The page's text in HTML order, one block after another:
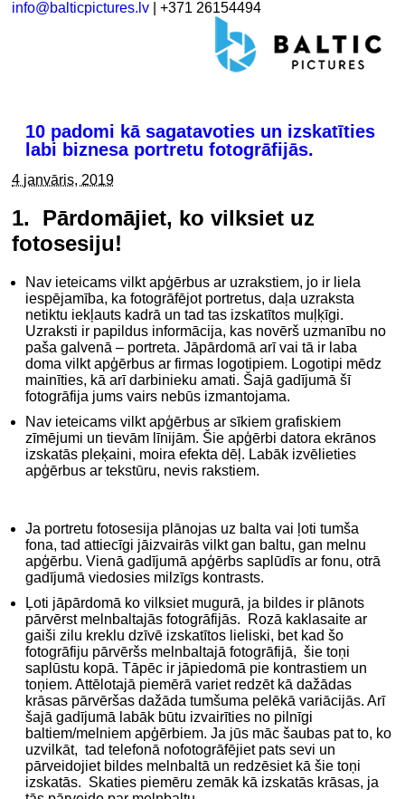
info@balticpictures.lv | +371 26154494
10 padomi kā sagatavoties un izskatīties
labi biznesa portretu fotogrāfijās.
4 janvāris, 2019
1. Pārdomājiet, ko vilksiet uz
fotosesiju!
Nav ieteicams vilkt apģērbus ar uzrakstiem, jo ir liela
iespējamība, ka fotogrāfējot portretus, daļa uzraksta
netiktu iekļauts kadrā un tad tas izskatītos muļķīgi.
Uzraksti ir papildus informācija, kas novērš uzmanību no
paša galvenā – portreta. Jāpārdomā arī vai tā ir laba
doma vilkt apģērbus ar firmas logotipiem. Logotipi mēdz
mainīties, kā arī darbinieku amati. Šajā gadījumā šī
fotogrāfija jums vairs nebūs izmantojama.
Nav ieteicams vilkt apģērbus ar sīkiem grafiskiem
zīmējumi un tievām līnijām. Šie apģērbi datora ekrānos
izskatās pleķaini, moira efekta dēļ. Labāk izvēlieties
apģērbus ar tekstūru, nevis rakstiem.
Ja portretu fotosesija plānojas uz balta vai ļoti tumša
fona, tad attiecīgi jāizvairās vilkt gan baltu, gan melnu
apģērbu. Vienā gadījumā apģērbs saplūdīs ar fonu, otrā
gadījumā viedosies milzīgs kontrasts.
Ļoti jāpārdomā ko vilksiet mugurā, ja bildes ir plānots
pārvērst melnbaltajās fotogrāfijās. Rozā kaklasaite ar
gaiši zilu kreklu dzīvē izskatītos lieliski, bet kad šo
fotogrāfiju pārvēršs melnbaltajā fotogrāfijā, šie toņi
saplūstu kopā. Tāpēc ir jāpiedomā pie kontrastiem un
toņiem. Attēlotajā piemērā variet redzēt kā dažādas
krāsas pārvēršas dažāda tumšuma pelēkā variācijās. Arī
šajā gadījumā labāk būtu izvairīties no pilnīgi
baltiem/melniem apģērbiem. Ja jūs māc šaubas pat to, ko
uzvilkāt, tad telefonā nofotogrāfējiet pats sevi un
pārveidojiet bildes melnbaltā un redzēsiet kā šie toņi
izskatās. Skaties piemēru zemāk kā izskatās krāsas, ja